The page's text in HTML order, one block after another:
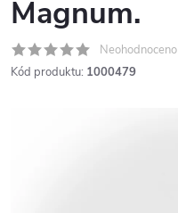
Magnum.
Neohodnoceno
Kód produktu: 1000479